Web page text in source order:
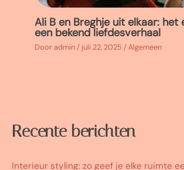
Ali B en Breghje uit elkaar: het
een bekend liefdesverhaal
Dooradmin / juli 22, 2025 /Algemeen
Recente berichten
Interieur styling: zo geef je elke ruimte